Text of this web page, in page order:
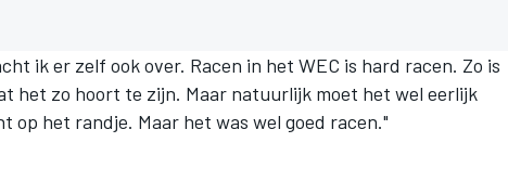
ik er zelf ook over. Racen in het WEC is hard racen. Zo is
het zo hoort te zijn. Maar natuurlijk moet het wel eerlijk
op het randje. Maar het was wel goed racen."